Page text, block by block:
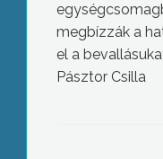
megbízzák a
el a
Pásztor Csilla